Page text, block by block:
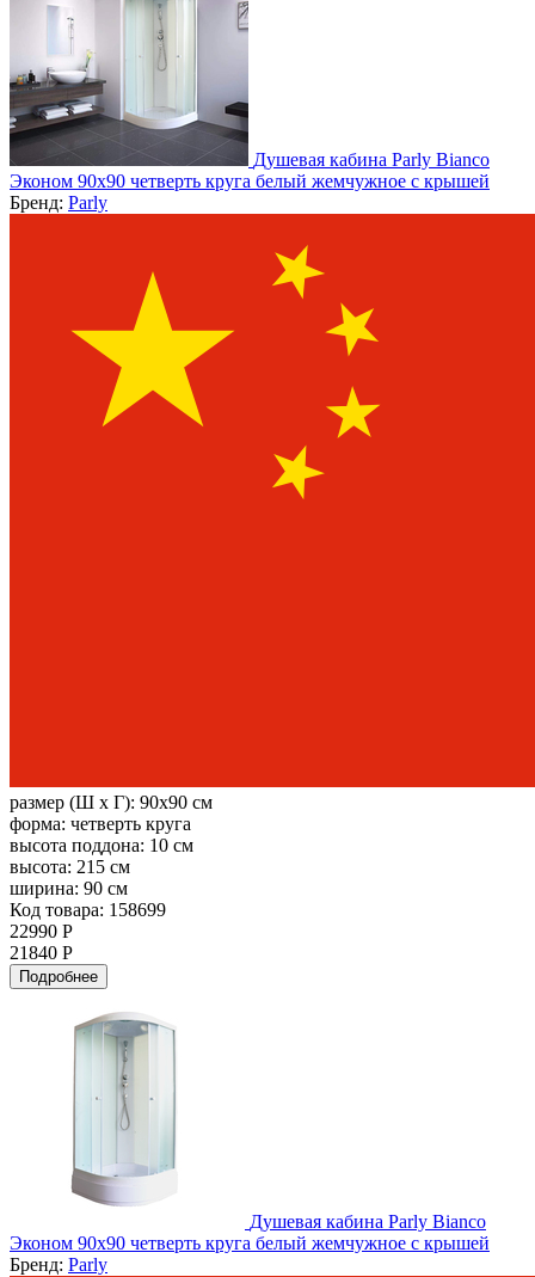
Душевая кабина Parly Bianco
Эконом 90х90 четверть круга белый жемчужное с крышей
Бренд: Parly
размер (Ш х Г): 90x90 см
форма: четверть круга
высота поддона: 10 см
высота: 215 см
ширина: 90 см
Код товара: 158699
22990 Р
21840 Р
Подробнее
Душевая кабина Parly Bianco
Эконом 90х90 четверть круга белый жемчужное с крышей
Бренд: Parly